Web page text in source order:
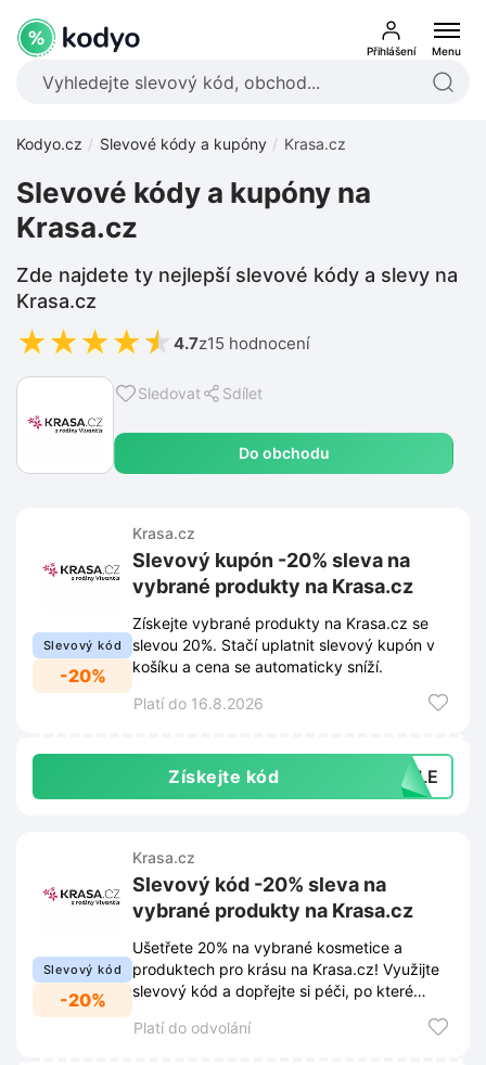
Přihlášení Menu
Kodyo.cz Slevové kódy a kupóny Krasa.cz
Sledovat Sdílet
Do obchodu
Slevové kódy a kupóny na
Krasa.cz
Zde najdete ty nejlepší slevové kódy a slevy na
Krasa.cz
★★★★★ 4.7z15 hodnocení
Slevový kód
-20%
Krasa.cz
Slevový kupón -20% sleva na
vybrané produkty na Krasa.cz
Získejte vybrané produkty na Krasa.cz se
slevou 20%. Stačí uplatnit slevový kupón v
košíku a cena se automaticky sníží.
Platí do 16.8.2026
Získejte kód SALE
Slevový kód
-20%
Krasa.cz
Slevový kód -20% sleva na
vybrané produkty na Krasa.cz
Ušetřete 20% na vybrané kosmetice a
produktech pro krásu na Krasa.cz! Využijte
slevový kód a dopřejte si péči, po které
Platí do odvolání